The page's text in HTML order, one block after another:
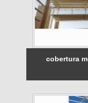
cobertura